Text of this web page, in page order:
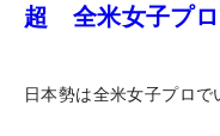
超 全米女子プロ
日本勢は全米女子プロで